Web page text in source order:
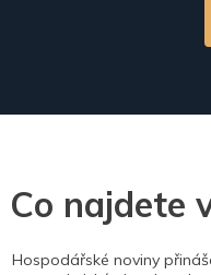
Co najdete
Hospodářské noviny